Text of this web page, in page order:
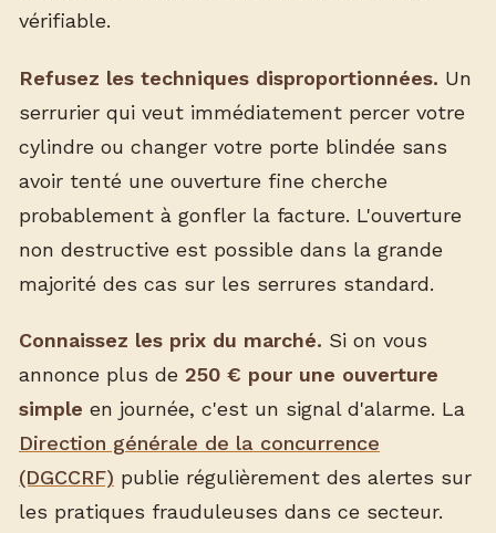
vérifiable.
Refusez les techniques disproportionnées. Un
serrurier qui veut immédiatement percer votre
cylindre ou changer votre porte blindée sans
avoir tenté une ouverture fine cherche
probablement à gonfler la facture. L'ouverture
non destructive est possible dans la grande
majorité des cas sur les serrures standard.
Connaissez les prix du marché. Si on vous
annonce plus de 250 € pour une ouverture
simple en journée, c'est un signal d'alarme. La
Direction générale de la concurrence
(DGCCRF) publie régulièrement des alertes sur
les pratiques frauduleuses dans ce secteur.